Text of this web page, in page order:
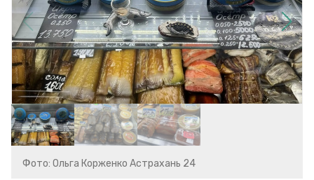
Фото: Ольга Корженко Астрахань 24